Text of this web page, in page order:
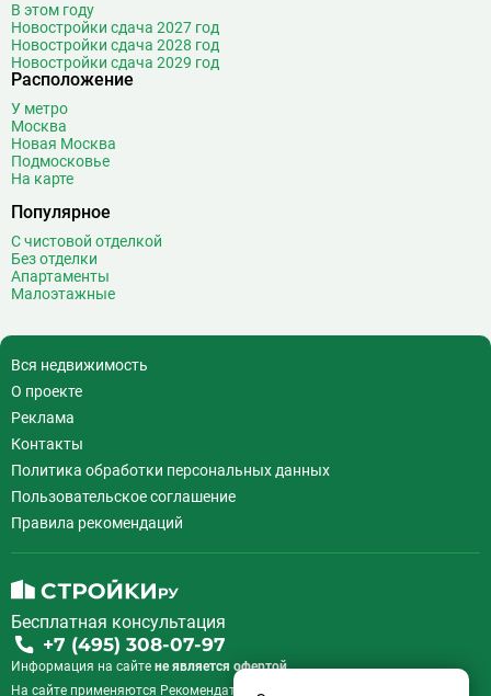
Волгоградский проспект
Волжская
Волоколамская
Воронцовская
Выставочный центр
Выхино
Г Генерала Тюленева
Говорово
Д Давыдково 14
Деловой центр
Динамо
Добрынинская
Домодедовская
Дорогомиловская
Достоевская
Ж Жулебино
З Зюзино
Зябликово
И Измайловская
В этом году
Новостройки сдача 2027 год
Новостройки сдача 2028 год
Новостройки сдача 2029 год
Расположение
У метро
Москва
Новая Москва
Подмосковье
На карте
Популярное
С чистовой отделкой
Без отделки
Апартаменты
Малоэтажные
Вся недвижимость
О проекте
Реклама
Контакты
Политика обработки персональных данных
Пользовательское соглашение
Правила рекомендаций
Бесплатная консультация
+7 (495) 308-07-97
Информация на сайте не является офертой.
На сайте применяются Рекомендательные технологии